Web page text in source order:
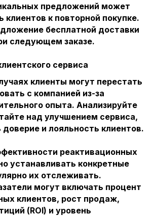
предложений может
клиентов к повторной покупке.
бесплатной доставки
следующем заказе.
сервиса
клиенты могут перестать
с компанией из-за
опыта. Анализируйте
над улучшением сервиса,
и лояльность клиентов.
реактивационных
устанавливать конкретные
их отслеживать.
могут включать процент
клиентов, рост продаж,
(ROI) и уровень